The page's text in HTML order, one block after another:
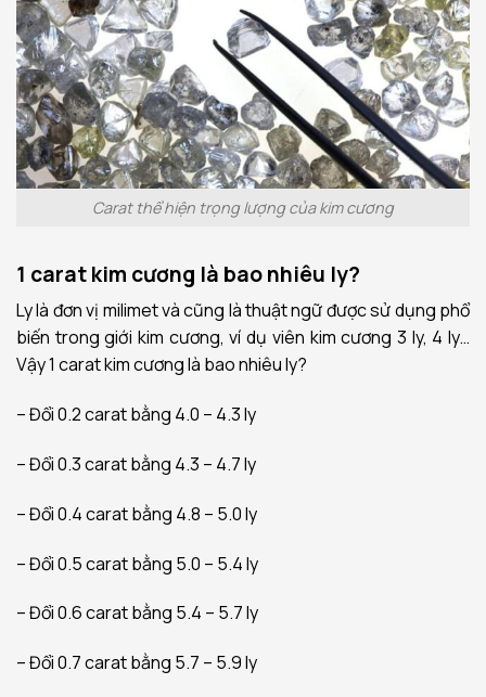
Carat thể hiện trọng lượng của kim cương
1 carat kim cương là bao nhiêu ly?
Ly là đơn vị milimet và cũng là thuật ngữ được sử dụng phổ
biến trong giới kim cương, ví dụ viên kim cương 3 ly, 4 ly…
Vậy 1 carat kim cương là bao nhiêu ly?
– Đổi 0.2 carat bằng 4.0 – 4.3 ly
– Đổi 0.3 carat bằng 4.3 – 4.7 ly
– Đổi 0.4 carat bằng 4.8 – 5.0 ly
– Đổi 0.5 carat bằng 5.0 – 5.4 ly
– Đổi 0.6 carat bằng 5.4 – 5.7 ly
– Đổi 0.7 carat bằng 5.7 – 5.9 ly